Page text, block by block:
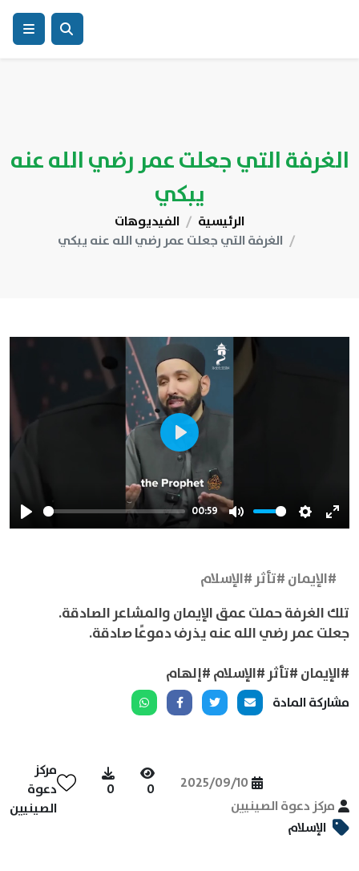
الغرفة التي جعلت عمر رضي الله عنه
يبكي
الرئيسية
الفيديوهات
الغرفة التي جعلت عمر رضي الله عنه يبكي
Play
00:59
Mute Settings
Play
#الإيمان #تأثر #الإسلام
تلك الغرفة حملت عمق الإيمان والمشاعر الصادقة.
جعلت عمر رضي الله عنه يذرف دموعًا صادقة.
#الإيمان #تأثر #الإسلام #إلهام
مشاركة المادة
مركز دعوة الصينيين
2025/09/10
0
0
مركز
دعوة
الصينيين
الإسلام